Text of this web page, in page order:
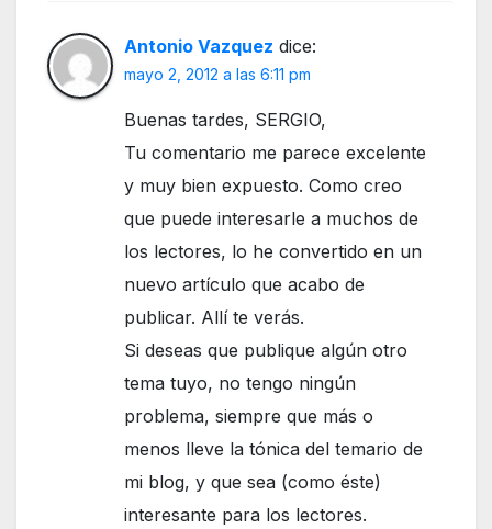
Antonio Vazquez dice:
mayo 2, 2012 a las 6:11 pm
Buenas tardes, SERGIO,
Tu comentario me parece excelente
y muy bien expuesto. Como creo
que puede interesarle a muchos de
los lectores, lo he convertido en un
nuevo artículo que acabo de
publicar. Allí te verás.
Si deseas que publique algún otro
tema tuyo, no tengo ningún
problema, siempre que más o
menos lleve la tónica del temario de
mi blog, y que sea (como éste)
interesante para los lectores.